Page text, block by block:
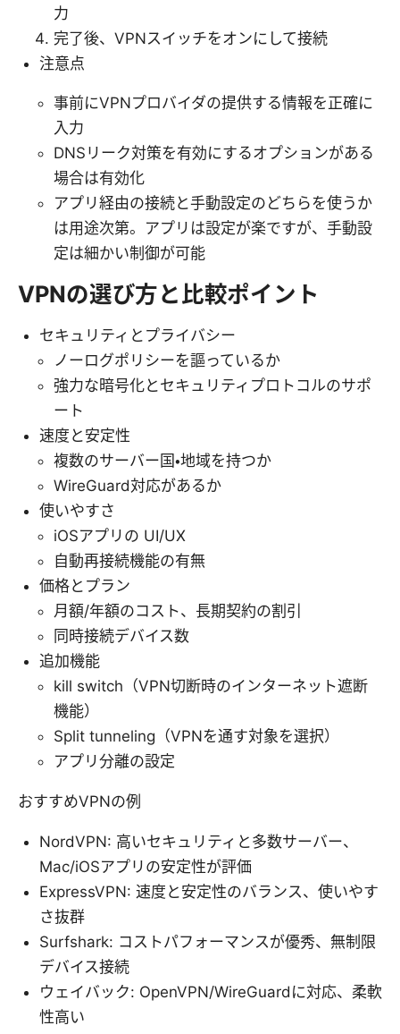
力
完了後、VPNスイッチをオンにして接続
注意点
事前にVPNプロバイダの提供する情報を正確に
入力
DNSリーク対策を有効にするオプションがある
場合は有効化
アプリ経由の接続と手動設定のどちらを使うか
は用途次第。アプリは設定が楽ですが、手動設
定は細かい制御が可能
VPNの選び方と比較ポイント
セキュリティとプライバシー
ノーログポリシーを謳っているか
強力な暗号化とセキュリティプロトコルのサポ
ート
速度と安定性
複数のサーバー国・地域を持つか
WireGuard対応があるか
使いやすさ
iOSアプリの UI/UX
自動再接続機能の有無
価格とプラン
月額/年額のコスト、長期契約の割引
同時接続デバイス数
追加機能
kill switch（VPN切断時のインターネット遮断
機能）
Split tunneling（VPNを通す対象を選択）
アプリ分離の設定
おすすめVPNの例
NordVPN: 高いセキュリティと多数サーバー、
Mac/iOSアプリの安定性が評価
ExpressVPN: 速度と安定性のバランス、使いやす
さ抜群
Surfshark: コストパフォーマンスが優秀、無制限
デバイス接続
ウェイバック: OpenVPN/WireGuardに対応、柔軟
性高い